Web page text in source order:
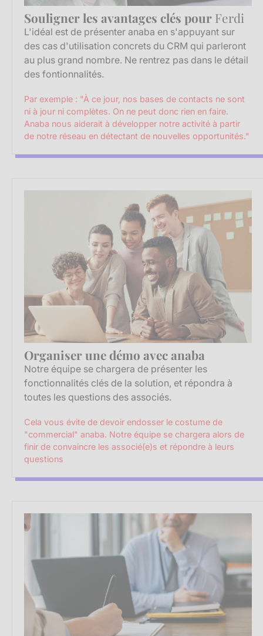
Souligner les avantages clés pour Ferdi
L'idéal est de présenter anaba en s'appuyant sur
des cas d'utilisation concrets du CRM qui parleront
au plus grand nombre. Ne rentrez pas dans le détail
des fontionnalités.
Par exemple : "À ce jour, nos bases de contacts ne sont
ni à jour ni complètes. On ne peut donc rien en faire.
Anaba nous aiderait à développer notre activité à partir
de notre réseau en détectant de nouvelles opportunités."
Organiser une démo avec anaba
Notre équipe se chargera de présenter les
fonctionnalités clés de la solution, et répondra à
toutes les questions des associés.
Cela vous évite de devoir endosser le costume de
"commercial" anaba. Notre équipe se chargera alors de
finir de convaincre les associé(e)s et répondre à leurs
questions